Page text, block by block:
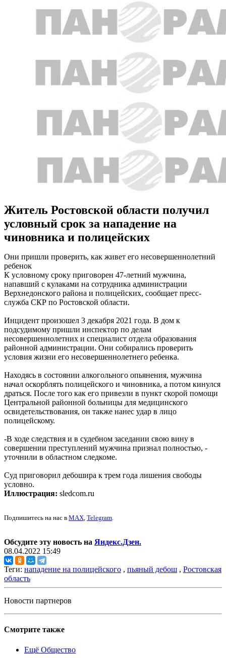
Житель Ростовской области получил
условный срок за нападение на
чиновника и полицейских
Они пришли проверить, как живет его несовершеннолетний
ребенок
К условному сроку приговорен 47-летний мужчина,
напавший с кулаками на сотрудника администрации
Верхнедонского района и полицейских, сообщает пресс-
служба СКР по Ростовской области.
Инцидент произошел 3 декабря 2021 года. В дом к
подсудимому пришли инспектор по делам
несовершеннолетних и специалист отдела образования
районной администрации. Они собирались проверить
условия жизни его несовершеннолетнего ребенка.
Находясь в состоянии алкогольного опьянения, мужчина
начал оскорблять полицейского и чиновника, а потом кинулся
драться. После того как его привезли в пункт скорой помощи
Центральной районной больницы для медицинского
освидетельствования, он также нанес удар в лицо
полицейскому.
-В ходе следствия и в судебном заседании свою вину в
совершении преступлений мужчина признал полностью, -
уточнили в областном следкоме.
Суд приговорил дебошира к трем года лишения свободы
условно.
Иллюстрация: sledcom.ru
Подпишитесь на нас в MAX, Telegram.
Обсудите эту новость на Яндекс.Дзен.
08.04.2022 15:49
Теги: нападение на полицейского , пьяный дебош , Ростовская
область
Новости партнеров
Смотрите также
Ещё Общество